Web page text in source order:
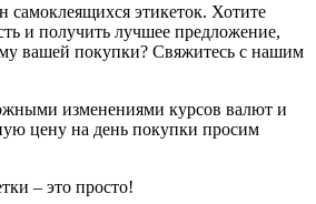
самоклеящихся этикеток. Хотите
и получить лучшее предложение,
вашей покупки? Свяжитесь с нашим
изменениями курсов валют и
цену на день покупки просим
– это просто!